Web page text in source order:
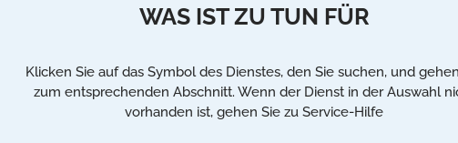
WAS IST ZU TUN FÜR
Klicken Sie auf das Symbol des Dienstes, den Sie suchen, und
zum entsprechenden Abschnitt. Wenn der Dienst in der Auswahl
vorhanden ist, gehen Sie zu Service-Hilfe